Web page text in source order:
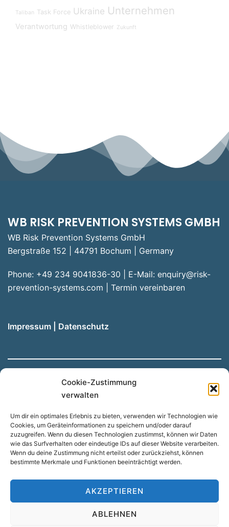
Cookie-Zustimmung
verwalten
Um dir ein optimales Erlebnis zu bieten, verwenden wir Technologien wie
Cookies, um Geräteinformationen zu speichern und/oder darauf
zuzugreifen. Wenn du diesen Technologien zustimmst, können wir Daten
wie das Surfverhalten oder eindeutige IDs auf dieser Website verarbeiten.
Wenn du deine Zustimmung nicht erteilst oder zurückziehst, können
bestimmte Merkmale und Funktionen beeinträchtigt werden.
AKZEPTIEREN
ABLEHNEN
Taliban Task Force Ukraine Unternehmen
Verantwortung Whistleblower Zukunft
WB RISK PREVENTION SYSTEMS GMBH
WB Risk Prevention Systems GmbH
Bergstraße 152 | 44791 Bochum | Germany
Phone: +49 234 9041836-30 | E-Mail: enquiry@risk-
prevention-systems.com
Termin vereinbaren
Impressum Datenschutz
Hinweis: Unsere Website wird automatisch aus dem
nutzen möchten. Dadurch kann es zu Abweichungen
kommen.